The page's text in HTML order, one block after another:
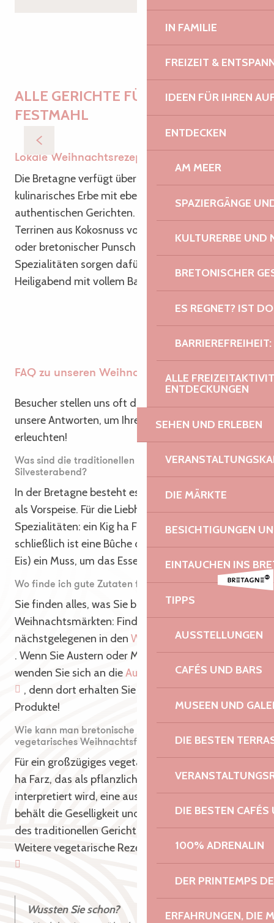
IN FAMILIE
FREIZEIT &
IDEEN FÜR IHREN
ENTDECKEN
AM MEER
SPAZIERGÄNGE
KULTURERBE UND
BRETONISCHER
ES REGNET? IST
ALLE
ENTDECKUNGEN
SEHEN UND ERLEBEN
DIE MÄRKTE
BESICHTIGUNGEN
EINTAUCHEN INS
TIPPS
AUSSTELLUNGEN
CAFÉS UND BARS
MUSEEN UND
DIE BESTEN
DIE BESTEN
100% ADRENALIN
DER PRINTEMPS
ERFAHRUNGEN, DIE
Bretonischer Kir oder keltischer Kir
ALLE GERICHTE FÜR EIN SCHÖNES
FESTMAHL
Weihnachtskekse mit Haselnüssen
Lokale Weihnachtsrezepte
Die Bretagne verfügt über ein sehr reiches
kulinarisches Erbe mit ebenso schmackhaften wie
authentischen Gerichten. Buchweizenkekse,
Terrinen aus Kokosnuss von Paimpol mit Lachs
oder bretonischer Punsch – diese bretonischen
Spezialitäten sorgen dafür, dass Sie den
Heiligabend mit vollem Bauch verbringen können!
FAQ zu unseren Weihnachtsrezepten
Besucher stellen uns oft diese Fragen … hier sind
unsere Antworten, um Ihre Geschmacksknospen zu
erleuchten!
Was sind die traditionellen bretonischen Gerichte am
Silvesterabend?
In der Bretagne besteht es in der Regel aus Austern
als Vorspeise. Für die Liebhaber lokaler
Spezialitäten: ein Kig ha Farz. Zum Nachtisch
schließlich ist eine Bûche de Noël (mit oder ohne
Eis) ein Muss, um das Essen abzuschließen.
Wo finde ich gute Zutaten für diese Rezepte?
Sie finden alles, was Sie brauchen, auf den
Weihnachtsmärkten: Finden Sie den
nächstgelegenen in den Weihnachtsanimationen
. Wenn Sie Austern oder Meeresfrüchte möchten,
wenden Sie sich an dieAusternzüchter des Trégor
, denn dort erhalten Sie frische und hochwertige
Produkte!
Wie kann man bretonische Rezepte für ein
vegetarisches Weihnachtsfest anpassen?
Für ein großzügiges vegetarisches Menü ist das Kig
ha Farz, das als pflanzliche Variante neu
interpretiert wird, eine ausgezeichnete Option: Es
behält die Geselligkeit und die wärmende Wirkung
des traditionellen Gerichts bei, nur ohne Fleisch.
Weitere vegetarische Rezepte finden Sie gleichhier
Wussten Sie schon?